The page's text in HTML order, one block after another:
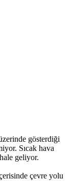
gösterdiği
Sıcak hava
geliyor.
çevre yolu